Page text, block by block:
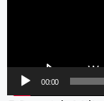
00:00